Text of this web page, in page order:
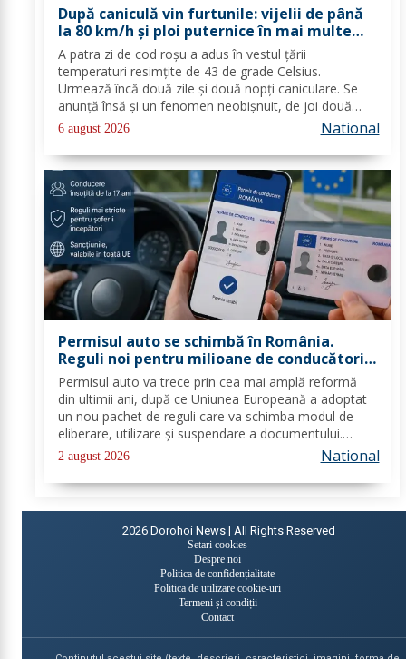
După caniculă vin furtunile: vijelii de până
la 80 km/h și ploi puternice în mai multe
zone
A patra zi de cod roşu a adus în vestul ţării
temperaturi resimţite de 43 de grade Celsius.
Urmează încă două zile şi două nopţi caniculare. Se
anunţă însă şi un fenomen neobişnuit, de joi două
alerte extreme vor fi în vigoare în acelaşi timp în mare
parte din ţară: un cod de caniculă şi unul de...
6 august 2026 National
Permisul auto se schimbă în România.
Reguli noi pentru milioane de conducători
auto
Permisul auto va trece prin cea mai amplă reformă
din ultimii ani, după ce Uniunea Europeană a adoptat
un nou pachet de reguli care va schimba modul de
eliberare, utilizare și suspendare a documentului.
România va trebui să transpună noile prevederi în
legislația națională până în 2028, iar cele...
2 august 2026 National
2026 Dorohoi News | All Rights Reserved
Setari cookies
Despre noi
Politica de confidențialitate
Politica de utilizare cookie-uri
Termeni și condiții
Contact